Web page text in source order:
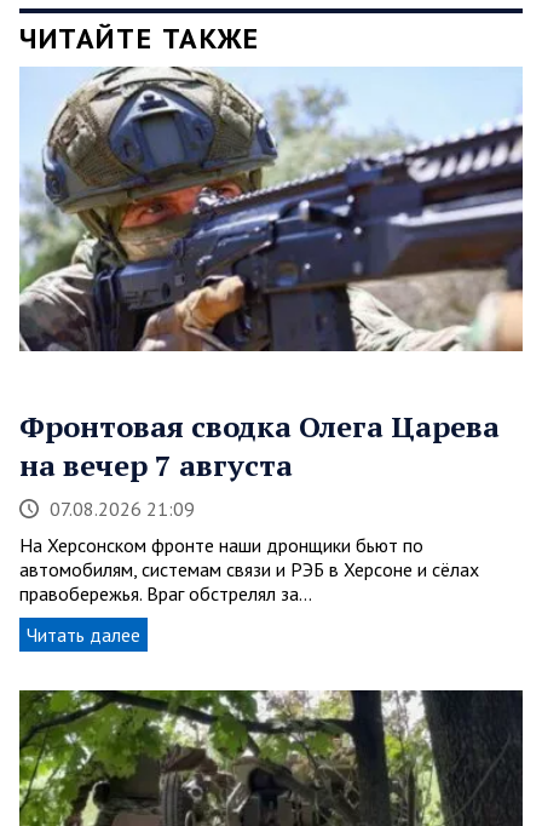
ЧИТАЙТЕ ТАКЖЕ
Фронтовая сводка Олега Царева
на вечер 7 августа
07.08.2026 21:09
На Херсонском фронте наши дронщики бьют по
автомобилям, системам связи и РЭБ в Херсоне и сёлах
правобережья. Враг обстрелял за…
Читать далее